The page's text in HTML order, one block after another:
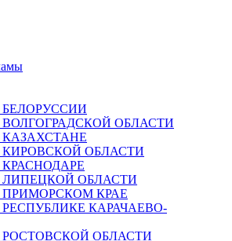
БЕЛОРУССИИ
ВОЛГОГРАДСКОЙ ОБЛАСТИ
КАЗАХСТАНЕ
КИРОВСКОЙ ОБЛАСТИ
КРАСНОДАРЕ
ЛИПЕЦКОЙ ОБЛАСТИ
ПРИМОРСКОМ КРАЕ
РЕСПУБЛИКЕ КАРАЧАЕВО-
РОСТОВСКОЙ ОБЛАСТИ